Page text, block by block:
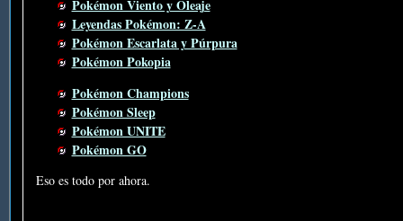
Pokémon Viento y Oleaje
Leyendas Pokémon: Z-A
Pokémon Escarlata y Púrpura
Pokémon Pokopia
Pokémon Champions
Pokémon Sleep
Pokémon UNITE
Pokémon GO
Eso es todo por ahora.